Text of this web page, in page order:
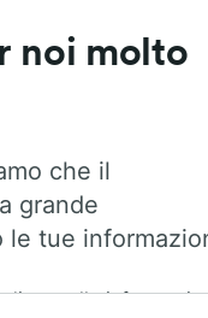
le opzioni qui
noi molto
che il
grande
le tue
alle